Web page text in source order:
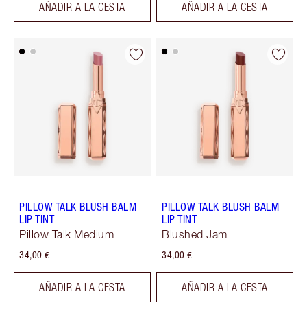
AÑADIR A LA CESTA AÑADIR A LA CESTA
PILLOW TALK BLUSH BALM
LIP TINT
Pillow Talk Medium
34,00 €
AÑADIR A LA CESTA
PILLOW TALK BLUSH BALM
LIP TINT
Blushed Jam
34,00 €
AÑADIR A LA CESTA